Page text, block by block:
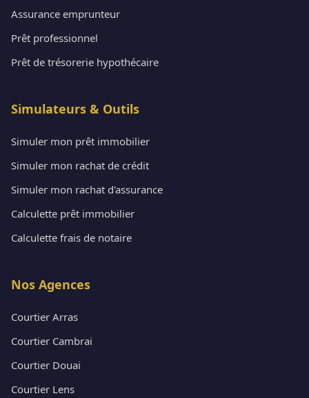
Assurance emprunteur
Prêt professionnel
Prêt de trésorerie hypothécaire
Simulateurs & Outils
Simuler mon prêt immobilier
Simuler mon rachat de crédit
Simuler mon rachat d'assurance
Calculette prêt immobilier
Calculette frais de notaire
Nos Agences
Courtier Arras
Courtier Cambrai
Courtier Douai
Courtier Lens